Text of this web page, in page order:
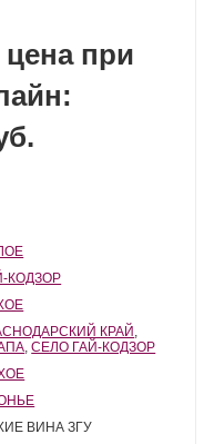
при
КОДЗОР
КРАЙ
,СЕЛО ГАЙ-КОДЗОР
ВИНА ЗГУ